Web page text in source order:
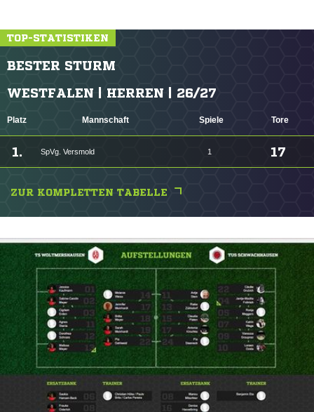
TOP-STATISTIKEN
BESTER STURM
WESTFALEN | HERREN | 26/27
Platz Mannschaft Spiele Tore
1. SpVg. Versmold 1 17
ZUR KOMPLETTEN TABELLE